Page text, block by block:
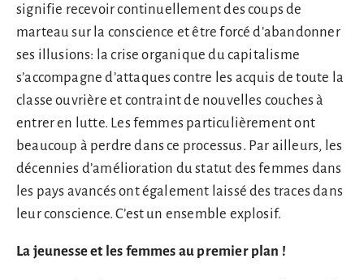
signifie recevoir continuellement des coups de
marteau sur la conscience et être forcé d’abandonner
ses illusions: la crise organique du capitalisme
s’accompagne d’attaques contre les acquis de toute la
classe ouvrière et contraint de nouvelles couches à
entrer en lutte. Les femmes particulièrement ont
beaucoup à perdre dans ce processus. Par ailleurs, les
décennies d’amélioration du statut des femmes dans
les pays avancés ont également laissé des traces dans
leur conscience. C’est un ensemble explosif.
La jeunesse et les femmes au premier plan !